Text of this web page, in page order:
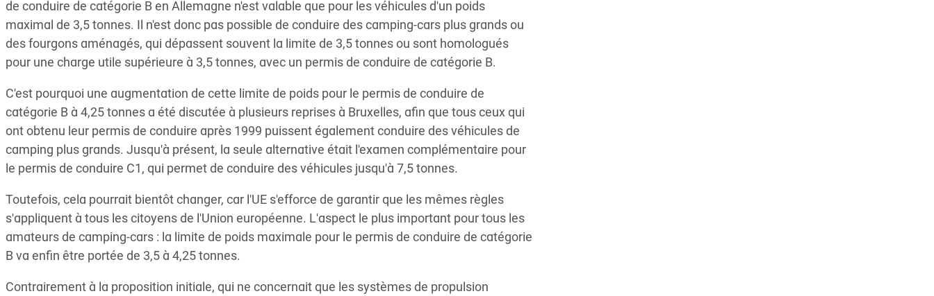
de conduire de catégorie B en Allemagne n'est valable que pour les véhicules d'un poids
maximal de 3,5 tonnes. Il n'est donc pas possible de conduire des camping-cars plus grands ou
des fourgons aménagés, qui dépassent souvent la limite de 3,5 tonnes ou sont homologués
pour une charge utile supérieure à 3,5 tonnes, avec un permis de conduire de catégorie B.
C'est pourquoi une augmentation de cette limite de poids pour le permis de conduire de
catégorie B à 4,25 tonnes a été discutée à plusieurs reprises à Bruxelles, afin que tous ceux qui
ont obtenu leur permis de conduire après 1999 puissent également conduire des véhicules de
camping plus grands. Jusqu'à présent, la seule alternative était l'examen complémentaire pour
le permis de conduire C1, qui permet de conduire des véhicules jusqu'à 7,5 tonnes.
Toutefois, cela pourrait bientôt changer, car l'UE s'efforce de garantir que les mêmes règles
s'appliquent à tous les citoyens de l'Union européenne. L'aspect le plus important pour tous les
amateurs de camping-cars : la limite de poids maximale pour le permis de conduire de catégorie
B va enfin être portée de 3,5 à 4,25 tonnes.
Contrairement à la proposition initiale, qui ne concernait que les systèmes de propulsion